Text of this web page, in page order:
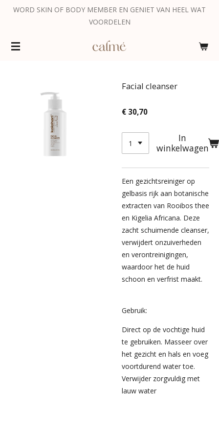
Ga
de
WORD SKIN OF BODY MEMBER EN GENIET VAN HEEL WAT
VOORDELEN
Facial cleanser
€ 30,70
In
winkelwagen
Een gezichtsreiniger op
gelbasis rijk aan botanische
extracten van Rooibos thee
en Kigelia Africana. Deze
zacht schuimende cleanser,
verwijdert onzuiverheden
en verontreinigingen,
waardoor het de huid
schoon en verfrist maakt.
Gebruik:
Direct op de vochtige huid
te gebruiken. Masseer over
het gezicht en hals en voeg
voortdurend water toe.
Verwijder zorgvuldig met
lauw water